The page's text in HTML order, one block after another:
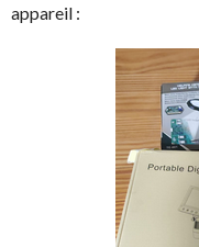
appareil :